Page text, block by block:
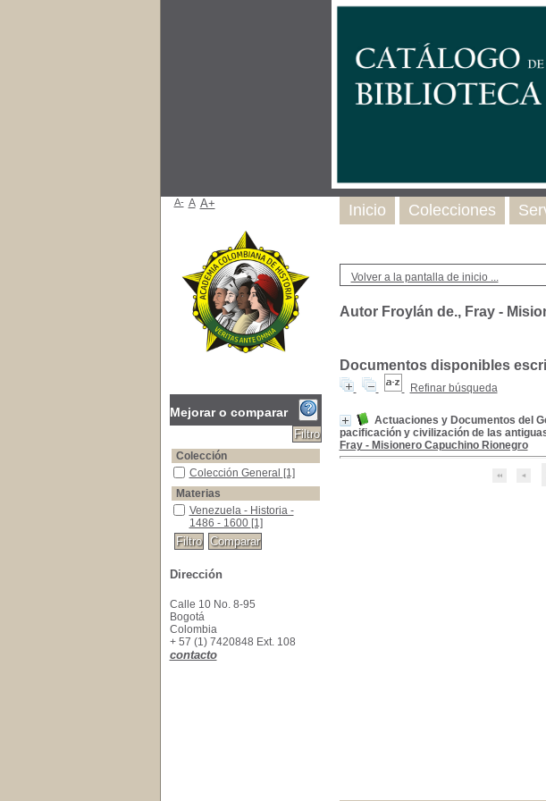
Volver a la pantalla de inicio ...
Autor Froylán de., Fray -
Documentos disponibles
Refinar búsqueda
Actuaciones y Documentos del
pacificación y civilización de las
Fray - Misionero Capuchino Rionegro
Inicio Colecciones
A- A A+
Mejorar o comparar
Colección
Colección General
Colección General [1]
Materias
Venezuela - Historia - 1486 - 1600
Venezuela - Historia -
1486 - 1600 [1]
Dirección
Calle 10 No. 8-95
Bogotá
Colombia
+ 57 (1) 7420848 Ext. 108
contacto